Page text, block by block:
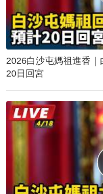
2026白沙屯媽祖進香
20日回宮